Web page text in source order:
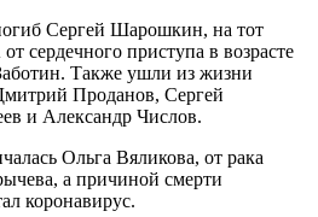
Сергей Шарошкин, на тот
сердечного приступа в возрасте
Также ушли из жизни
Проданов, Сергей
и Александр Числов.
Ольга Вяликова, от рака
а причиной смерти
коронавирус.